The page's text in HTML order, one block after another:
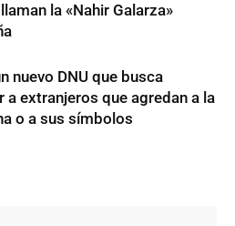
la «Nahir Galarza»
nuevo DNU que busca
a extranjeros que agredan a la
o a sus símbolos